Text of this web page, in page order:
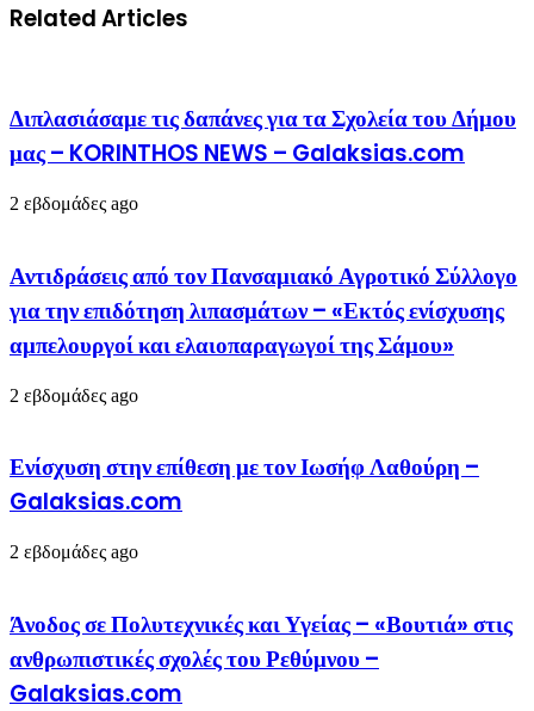
Related Articles
Διπλασιάσαμε τις δαπάνες για τα Σχολεία του Δήμου
μας – KORINTHOS NEWS – Galaksias.com
2 εβδομάδες ago
Αντιδράσεις από τον Πανσαμιακό Αγροτικό Σύλλογο
για την επιδότηση λιπασμάτων – «Εκτός ενίσχυσης
αμπελουργοί και ελαιοπαραγωγοί της Σάμου»
2 εβδομάδες ago
Ενίσχυση στην επίθεση με τον Ιωσήφ Λαθούρη –
Galaksias.com
2 εβδομάδες ago
Άνοδος σε Πολυτεχνικές και Υγείας – «Βουτιά» στις
ανθρωπιστικές σχολές του Ρεθύμνου –
Galaksias.com